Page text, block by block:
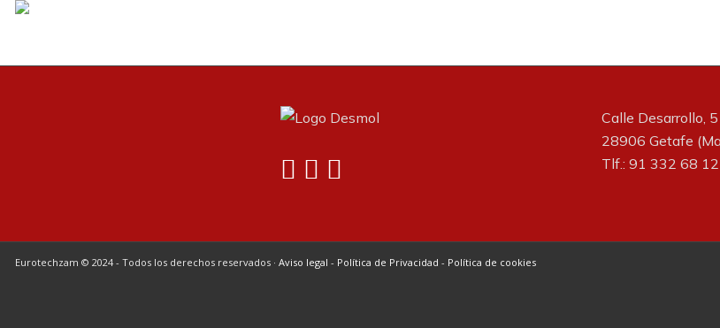
Calle Desarrollo, 5
28906 Getafe
Tlf.: 91 332 68 12
Eurotechzam © 2024 - Todos los derechos reservados · Aviso legal - Política de Privacidad - Política de cookies